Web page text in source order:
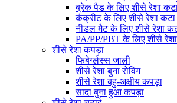
ब्रेक पैड के लिए शीसे रेशा
कंक्रीट के लिए शीसे रेशा कटा
नीडल मैट के लिए शीसे रेशा
PA/PP/PBT के लिए शीसे
शीसे रेशा कपड़ा
फिबेर्ग्लस्स जाली
शीसे रेशा बुना रोविंग
शीसे रेशा बहु-अक्षीय कपड़ा
सादा बुना हुआ कपड़ा